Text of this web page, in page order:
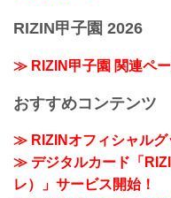
RIZIN甲子園 2026
≫ RIZIN甲子園 関連ペ
おすすめコンテンツ
≫ RIZINオフィシャルグ
≫ デジタルカード「
レ）」サービス開始！